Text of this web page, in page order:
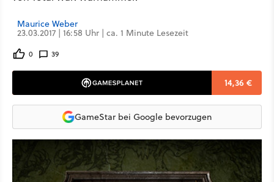
Maurice Weber
23.03.2017 | 16:58 Uhr | ca. 1 Minute Lesezeit
0 39
14,36 €
GameStar bei Google bevorzugen